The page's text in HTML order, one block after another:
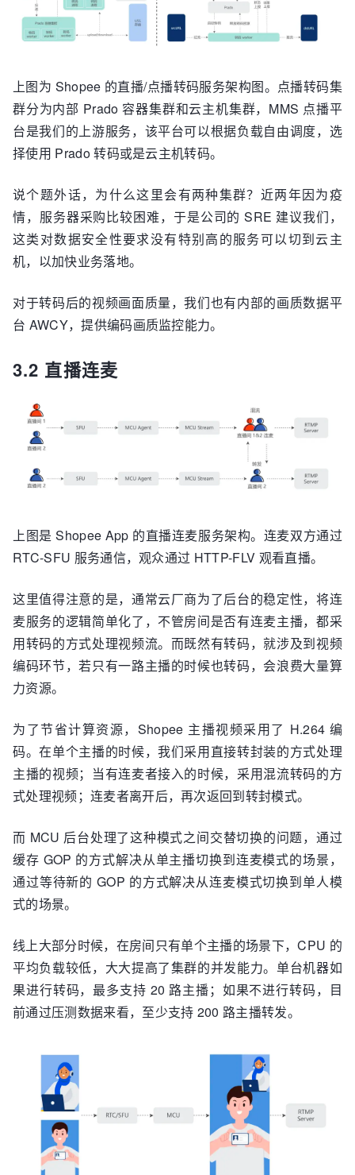
上图为 Shopee 的直播/点播转码服务架构图。点播转码集
群分为内部 Prado 容器集群和云主机集群，MMS 点播平
台是我们的上游服务，该平台可以根据负载自由调度，选
择使用 Prado 转码或是云主机转码。
说个题外话，为什么这里会有两种集群？近两年因为疫
情，服务器采购比较困难，于是公司的 SRE 建议我们，
这类对数据安全性要求没有特别高的服务可以切到云主
机，以加快业务落地。
对于转码后的视频画面质量，我们也有内部的画质数据平
台 AWCY，提供编码画质监控能力。
3.2 直播连麦
上图是 Shopee App 的直播连麦服务架构。连麦双方通过
RTC-SFU 服务通信，观众通过 HTTP-FLV 观看直播。
这里值得注意的是，通常云厂商为了后台的稳定性，将连
麦服务的逻辑简单化了，不管房间是否有连麦主播，都采
用转码的方式处理视频流。而既然有转码，就涉及到视频
编码环节，若只有一路主播的时候也转码，会浪费大量算
力资源。
为了节省计算资源，Shopee 主播视频采用了 H.264 编
码。在单个主播的时候，我们采用直接转封装的方式处理
主播的视频；当有连麦者接入的时候，采用混流转码的方
式处理视频；连麦者离开后，再次返回到转封模式。
而 MCU 后台处理了这种模式之间交替切换的问题，通过
缓存 GOP 的方式解决从单主播切换到连麦模式的场景，
通过等待新的 GOP 的方式解决从连麦模式切换到单人模
式的场景。
线上大部分时候，在房间只有单个主播的场景下，CPU 的
平均负载较低，大大提高了集群的并发能力。单台机器如
果进行转码，最多支持 20 路主播；如果不进行转码，目
前通过压测数据来看，至少支持 200 路主播转发。